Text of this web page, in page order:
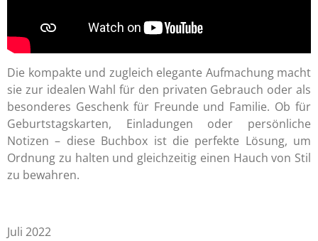
Die kompakte und zugleich elegante Aufmachung macht
sie zur idealen Wahl für den privaten Gebrauch oder als
besonderes Geschenk für Freunde und Familie. Ob für
Geburtstagskarten, Einladungen oder persönliche
Notizen – diese Buchbox ist die perfekte Lösung, um
Ordnung zu halten und gleichzeitig einen Hauch von Stil
zu bewahren.
Juli 2022